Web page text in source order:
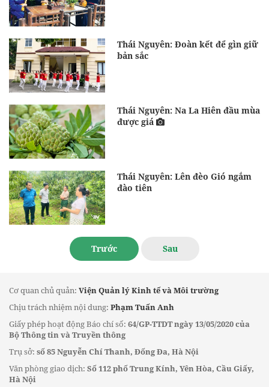
Thái Nguyên: Đoàn kết để gìn giữ
bản sắc
Thái Nguyên: Na La Hiên đầu mùa
được giá
Thái Nguyên: Lên đèo Gió ngắm
đào tiên
Trước Sau
Cơ quan chủ quản: Viện Quản lý Kinh tế và Môi trường
Chịu trách nhiệm nội dung: Phạm Tuấn Anh
Giấy phép hoạt động Báo chí số: 64/GP-TTDT ngày 13/05/2020 của
Bộ Thông tin và Truyền thông
Trụ sở: số 85 Nguyễn Chí Thanh, Đống Đa, Hà Nội
Văn phòng giao dịch: Số 112 phố Trung Kính, Yên Hòa, Cầu Giấy,
Hà Nội